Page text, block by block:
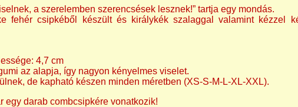
a szerelemben szerencsések lesznek!” tartja egy mondás.
fehér csipkéből készült és királykék szalaggal valamint kézzel
4,7 cm
az alapja, így nagyon kényelmes viselet.
de kapható készen minden méretben (XS-S-M-L-XL-XXL).
egy darab combcsipkére vonatkozik!